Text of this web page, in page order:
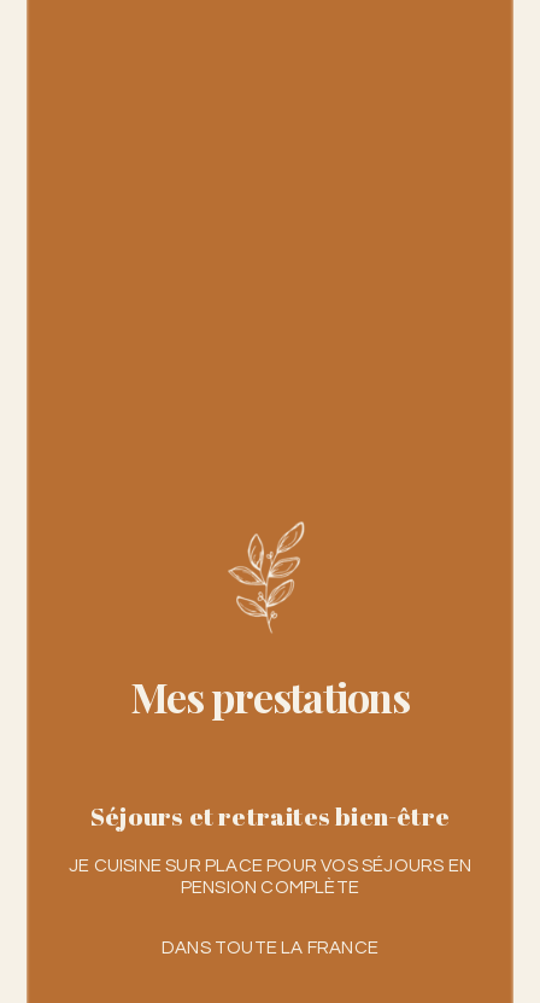
Mes prestations
Séjours et retraites bien-être
JE CUISINE SUR PLACE POUR VOS SÉJOURS EN
PENSION COMPLÈTE
DANS TOUTE LA FRANCE